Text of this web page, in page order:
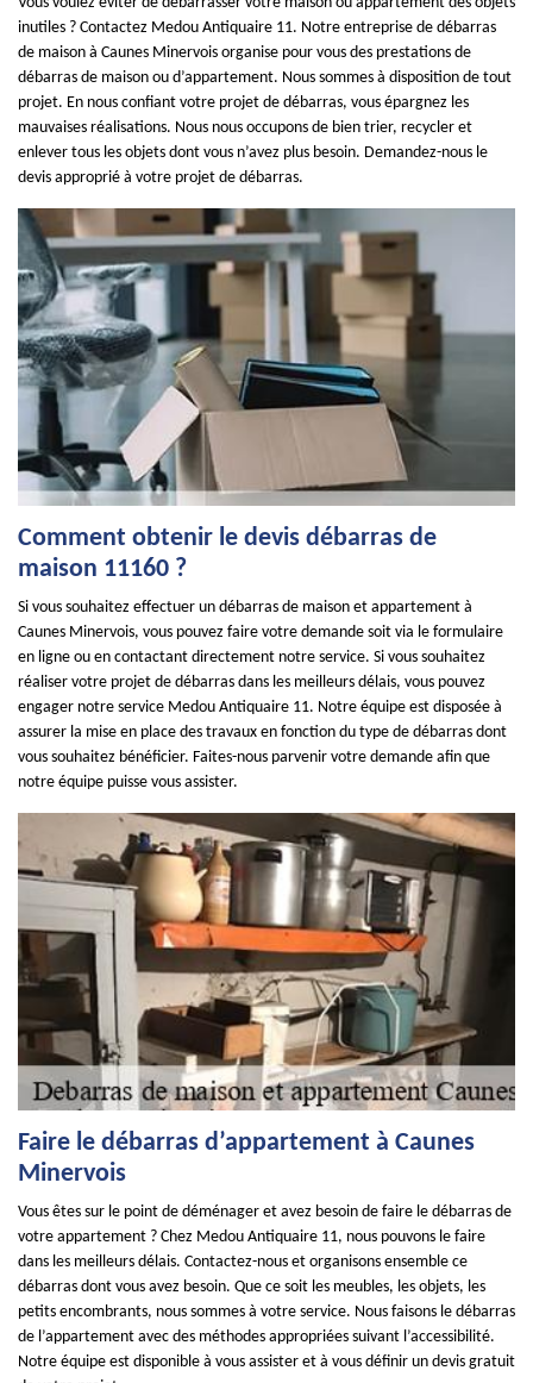
inutiles ? Contactez Medou Antiquaire 11. Notre entreprise de débarras
de maison à Caunes Minervois organise pour vous des prestations de
débarras de maison ou d’appartement. Nous sommes à disposition de tout
projet. En nous confiant votre projet de débarras, vous épargnez les
mauvaises réalisations. Nous nous occupons de bien trier, recycler et
enlever tous les objets dont vous n’avez plus besoin. Demandez-nous le
devis approprié à votre projet de débarras.
Comment obtenir le devis débarras de
maison 11160 ?
Si vous souhaitez effectuer un débarras de maison et appartement à
Caunes Minervois, vous pouvez faire votre demande soit via le formulaire
en ligne ou en contactant directement notre service. Si vous souhaitez
réaliser votre projet de débarras dans les meilleurs délais, vous pouvez
engager notre service Medou Antiquaire 11. Notre équipe est disposée à
assurer la mise en place des travaux en fonction du type de débarras dont
vous souhaitez bénéficier. Faites-nous parvenir votre demande afin que
notre équipe puisse vous assister.
Faire le débarras d’appartement à Caunes
Minervois
Vous êtes sur le point de déménager et avez besoin de faire le débarras de
votre appartement ? Chez Medou Antiquaire 11, nous pouvons le faire
dans les meilleurs délais. Contactez-nous et organisons ensemble ce
débarras dont vous avez besoin. Que ce soit les meubles, les objets, les
petits encombrants, nous sommes à votre service. Nous faisons le débarras
de l’appartement avec des méthodes appropriées suivant l’accessibilité.
Notre équipe est disponible à vous assister et à vous définir un devis gratuit